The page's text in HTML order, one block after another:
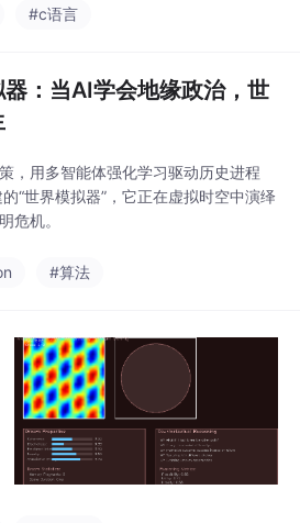
，并通过UART以自定义二进制协议上
#c语言
：当AI学会地缘政治，世
，用多智能体强化学习驱动历史进程
世界模拟器”，它正在虚拟时空中演绎
危机。
#算法